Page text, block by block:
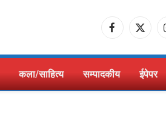
Facebook
X
कला/साहित्य सम्पादकीय ईपेपर